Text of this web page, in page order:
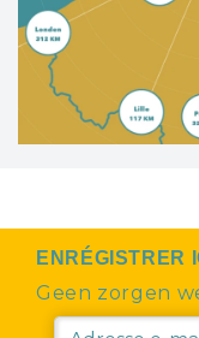
ENRÉGISTRER
Geen zorgen